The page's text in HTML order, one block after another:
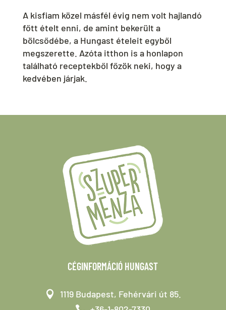
A kisfiam közel másfél évig nem volt hajlandó
főtt ételt enni, de amint bekerült a
bölcsődébe, a Hungast ételeit egyből
megszerette. Azóta itthon is a honlapon
található receptekből főzök neki, hogy a
kedvében járjak.
CÉGINFORMÁCIÓ HUNGAST
1119 Budapest, Fehérvári út 85.